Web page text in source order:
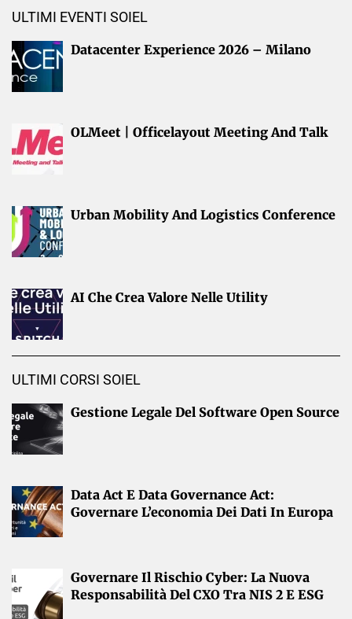
ULTIMI EVENTI SOIEL
Datacenter Experience 2026 – Milano
OLMeet | Officelayout Meeting And Talk
Urban Mobility And Logistics Conference
AI Che Crea Valore Nelle Utility
ULTIMI CORSI SOIEL
Gestione Legale Del Software Open Source
Data Act E Data Governance Act:
Governare L’economia Dei Dati In Europa
Governare Il Rischio Cyber: La Nuova
Responsabilità Del CXO Tra NIS 2 E ESG